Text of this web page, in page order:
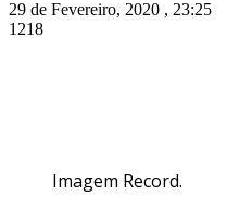
29 de Fevereiro, 2020 , 23:25
1218
Imagem Record.